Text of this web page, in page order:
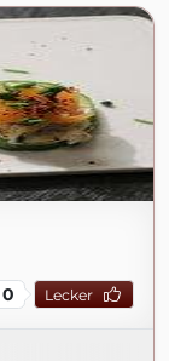
0 Lecker